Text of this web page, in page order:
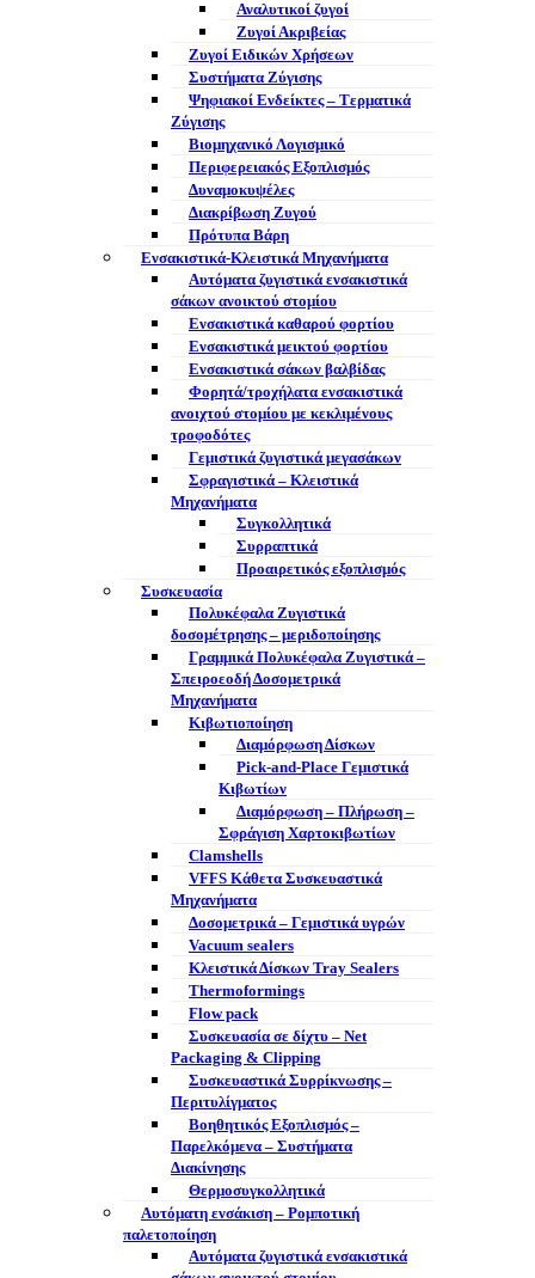
Αναλυτικοί ζυγοί
Ζυγοί Ακριβείας
Ζυγοί Ειδικών Χρήσεων
Συστήματα Ζύγισης
Ψηφιακοί Ενδείκτες – Tερματικά
Ζύγισης
Βιομηχανικό Λογισμικό
Περιφερειακός Εξοπλισμός
Δυναμοκυψέλες
Διακρίβωση Ζυγού
Πρότυπα Βάρη
Ενσακιστικά-Κλειστικά Μηχανήματα
Αυτόματα ζυγιστικά ενσακιστικά
σάκων ανοικτού στομίου
Ενσακιστικά καθαρού φορτίου
Ενσακιστικά μεικτού φορτίου
Eνσακιστικά σάκων βαλβίδας
Φορητά/τροχήλατα ενσακιστικά
ανοιχτού στομίου με κεκλιμένους
τροφοδότες
Γεμιστικά ζυγιστικά μεγασάκων
Σφραγιστικά – Κλειστικά
Μηχανήματα
Συγκολλητικά
Συρραπτικά
Προαιρετικός εξοπλισμός
Συσκευασία
Πολυκέφαλα Ζυγιστικά
δοσομέτρησης – μεριδοποίησης
Γραμμικά Πολυκέφαλα Ζυγιστικά –
Σπειροεοδή Δοσομετρικά
Μηχανήματα
Κιβωτιοποίηση
Διαμόρφωση Δίσκων
Pick-and-Place Γεμιστικά
Κιβωτίων
Διαμόρφωση – Πλήρωση –
Σφράγιση Χαρτοκιβωτίων
Clamshells
VFFS Κάθετα Συσκευαστικά
Μηχανήματα
Δοσομετρικά – Γεμιστικά υγρών
Vacuum sealers
Κλειστικά Δίσκων Tray Sealers
Thermoformings
Flow pack
Συσκευασία σε δίχτυ – Net
Packaging & Clipping
Συσκευαστικά Συρρίκνωσης –
Περιτυλίγματος
Βοηθητικός Εξοπλισμός –
Παρελκόμενα – Συστήματα
Διακίνησης
Θερμοσυγκολλητικά
Αυτόματη ενσάκιση – Ρομποτική
παλετοποίηση
Αυτόματα ζυγιστικά ενσακιστικά